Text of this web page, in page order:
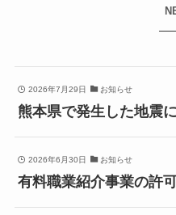
2026年7月29日 お知らせ
熊本県で発生した地震
2026年6月30日 お知らせ
有料職業紹介事業の許